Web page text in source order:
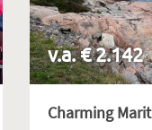
v.a. € 2.142
Charming